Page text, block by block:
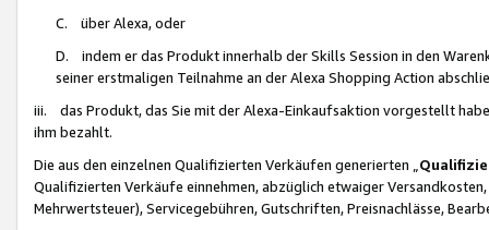
C. über Alexa, oder
D. indem er das Produkt innerhalb der Skills Session in den
seiner erstmaligen Teilnahme an der Alexa Shopping Action
iii. das Produkt, das Sie mit der Alexa-Einkaufsaktion vorgestellt
ihm bezahlt.
Die aus den einzelnen Qualifizierten Verkäufen generierten „
Qualifizierten Verkäufe einnehmen, abzüglich etwaiger
Mehrwertsteuer), Servicegebühren, Gutschriften, Preisnachlässe,